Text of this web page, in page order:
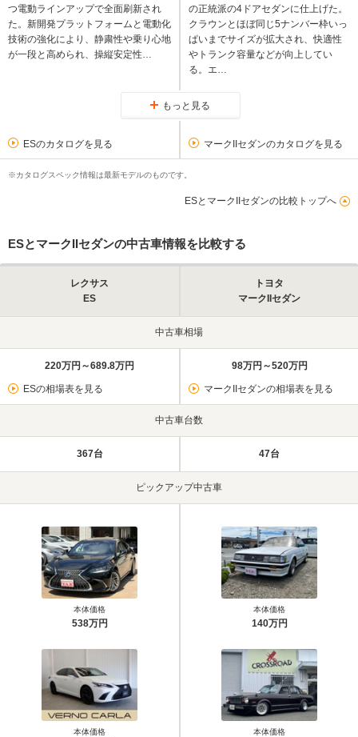
つ電動ラインアップで全面刷新され
た。新開発プラットフォームと電動化
技術の強化により、静粛性や乗り心地
が一段と高められ、操縦安定性…
の正統派の4ドアセダンに仕上げた。
クラウンとほぼ同じ5ナンバー枠いっ
ぱいまでサイズが拡大され、快適性
やトランク容量などが向上してい
る。エ…
もっと見る
ESのカタログを見る マークIIセダンのカタログを見る
※カタログスペック情報は最新モデルのものです。
ESとマークIIセダンの比較トップへ
ESとマークIIセダンの中古車情報を比較する
レクサス
ES
トヨタ
マークIIセダン
中古車相場
220万円～689.8万円
ESの相場表を見る
98万円～520万円
マークIIセダンの相場表を見る
中古車台数
367台 47台
ピックアップ中古車
本体価格
538万円
本体価格
本体価格
140万円
本体価格